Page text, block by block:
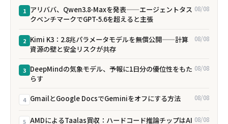
1 アリババ、Qwen3.8-Maxを発表——エージェントタス
クベンチマークでGPT-5.6を超えると主張
08/08
2 Kimi K3：2.8兆パラメータモデルを無償公開——計算
資源の壁と安全リスクが共存
08/08
3 DeepMindの気象モデル、予報に1日分の優位性をもた
らす
08/08
4 GmailとGoogle DocsでGeminiをオフにする方法 08/08
5 AMDによるTaalas買収：ハードコード推論チップはAI 08/08